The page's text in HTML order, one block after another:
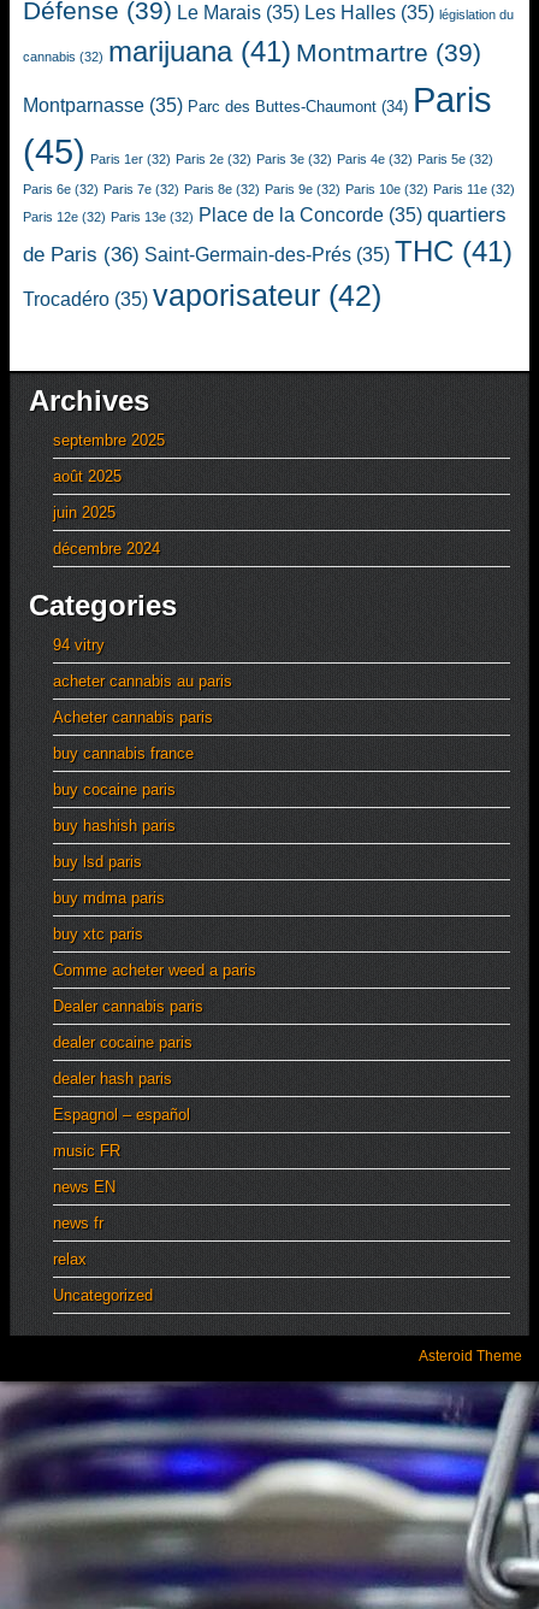
Défense (39) Le Marais (35) Les Halles (35) législation du
cannabis (32) marijuana(41) Montmartre (39)
Montparnasse (35) Parc des Buttes-Chaumont (34) Paris
(45) Paris 1er (32) Paris 2e (32) Paris 3e (32) Paris 4e (32) Paris 5e (32)
Paris 6e (32) Paris 7e (32) Paris 8e (32) Paris 9e (32) Paris 10e (32) Paris 11e (32)
Paris 12e (32) Paris 13e (32) Place de la Concorde (35) quartiers
de Paris (36) Saint-Germain-des-Prés (35) THC (41)
Trocadéro (35) vaporisateur (42)
Archives
septembre 2025
août 2025
juin 2025
décembre 2024
Categories
94 vitry
acheter cannabis au paris
Acheter cannabis paris
buy cannabis france
buy cocaine paris
buy hashish paris
buy lsd paris
buy mdma paris
buy xtc paris
Comme acheter weed a paris
Dealer cannabis paris
dealer cocaine paris
dealer hash paris
Espagnol – español
music FR
news EN
news fr
relax
Uncategorized
Asteroid Theme